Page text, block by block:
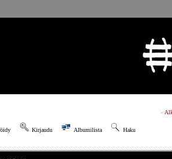
»
Kirjaudu Albumilista Haku